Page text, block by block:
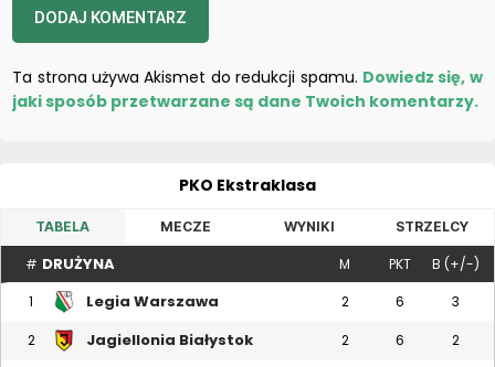
Ta strona używa Akismet do redukcji spamu. Dowiedz się, w
jaki sposób przetwarzane są dane Twoich komentarzy.
PKO Ekstraklasa
TABELA MECZE WYNIKI STRZELCY
# DRUŻYNA M PKT B (+/-)
1 Legia Warszawa 2 6 3
2 Jagiellonia Białystok 2 6 2